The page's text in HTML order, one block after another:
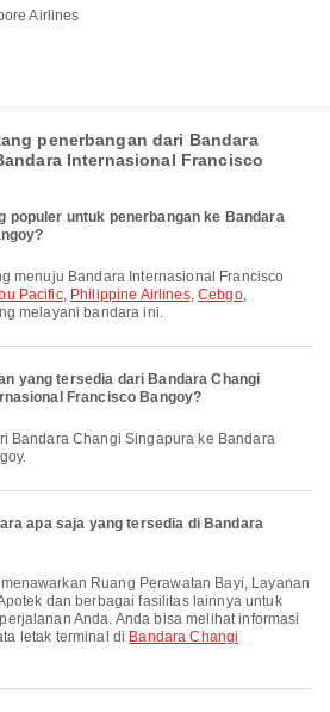
Airlines
penerbangan dari Bandara
Internasional Francisco
populer untuk penerbangan ke Bandara
Pacific, Philippine Airlines,Cebgo,
melayani bandara ini.
yang tersedia dari Bandara Changi
Francisco Bangoy?
apa saja yang tersedia di Bandara
dan berbagai fasilitas lainnya untuk
Anda. Anda bisa melihat informasi
letak terminal di Bandara Changi